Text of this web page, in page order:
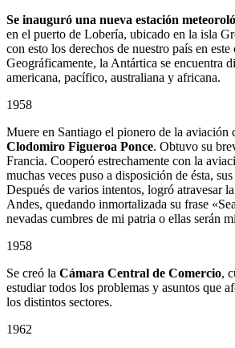
Se inauguró una nueva estación
en el puerto de Lobería, ubicado en la isla
con esto los derechos de nuestro país en este
Geográficamente, la Antártica se encuentra
americana, pacífico, australiana y africana.
1958
Muere en Santiago el pionero de la aviación
Clodomiro Figueroa Ponce. Obtuvo su
Francia. Cooperó estrechamente con la
muchas veces puso a disposición de ésta,
Después de varios intentos, logró atravesar
Andes, quedando inmortalizada su frase
nevadas cumbres de mi patria o ellas serán
1958
Se creó la Cámara Central de Comercio,
estudiar todos los problemas y asuntos que
los distintos sectores.
1962